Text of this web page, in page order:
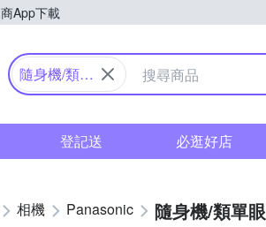
App下載
購物中心
隨身機/類單
登記送 必逛好店
相機 Panasonic 隨身機/類單眼